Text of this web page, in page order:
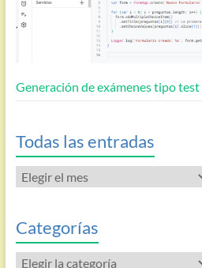
Generación de exámenes tipo
Todas las entradas
Todas
las
Categorías
Categorías